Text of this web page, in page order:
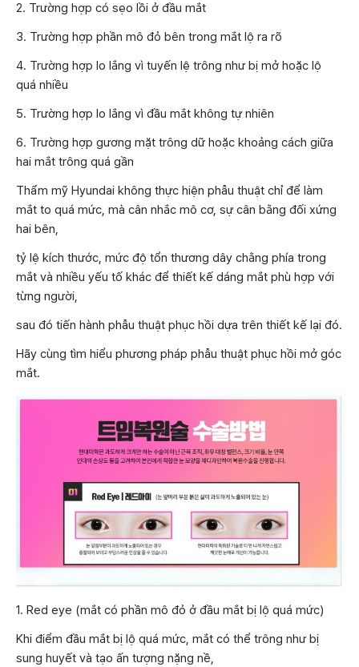
2. Trường hợp có sẹo lồi ở đầu mắt
3. Trường hợp phần mô đỏ bên trong mắt lộ ra rõ
4. Trường hợp lo lắng vì tuyến lệ trông như bị mở hoặc lộ
quá nhiều
5. Trường hợp lo lắng vì đầu mắt không tự nhiên
6. Trường hợp gương mặt trông dữ hoặc khoảng cách giữa
hai mắt trông quá gần
Thẩm mỹ Hyundai không thực hiện phẫu thuật chỉ để làm
mắt to quá mức, mà cân nhắc mô cơ, sự cân bằng đối xứng
hai bên,
tỷ lệ kích thước, mức độ tổn thương dây chằng phía trong
mắt và nhiều yếu tố khác để thiết kế dáng mắt phù hợp với
từng người,
sau đó tiến hành phẫu thuật phục hồi dựa trên thiết kế lại đó.
Hãy cùng tìm hiểu phương pháp phẫu thuật phục hồi mở góc
mắt.
1. Red eye (mắt có phần mô đỏ ở đầu mắt bị lộ quá mức)
Khi điểm đầu mắt bị lộ quá mức, mắt có thể trông như bị
sung huyết và tạo ấn tượng nặng nề,